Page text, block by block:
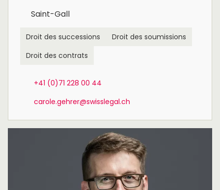
Saint-Gall
Droit des successions
Droit des soumissions
Droit des contrats
+41 (0)71 228 00 44
carole.gehrer@swisslegal.ch